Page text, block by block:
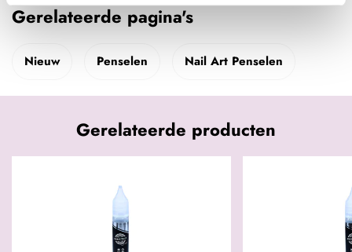
Gerelateerde pagina's
Nieuw Penselen Nail Art Penselen
Gerelateerde producten